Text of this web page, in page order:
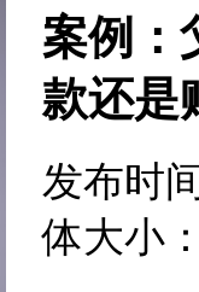
案例：
款还是
发布时
体大小